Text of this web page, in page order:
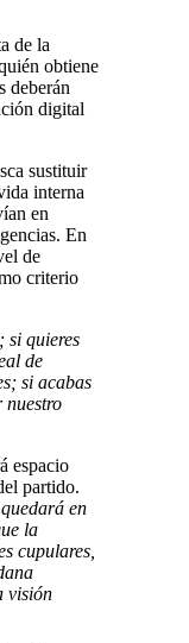
de la
obtiene
deberán
digital
sustituir
interna
en
En
de
criterio
si quieres
de
si acabas
nuestro
espacio
partido.
en
la
cupulares,
visión